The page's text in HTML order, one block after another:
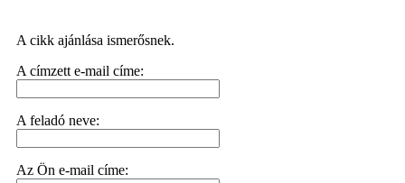
A cikk ajánlása ismerősnek.
A címzett e-mail címe:
A feladó neve:
Az Ön e-mail címe: